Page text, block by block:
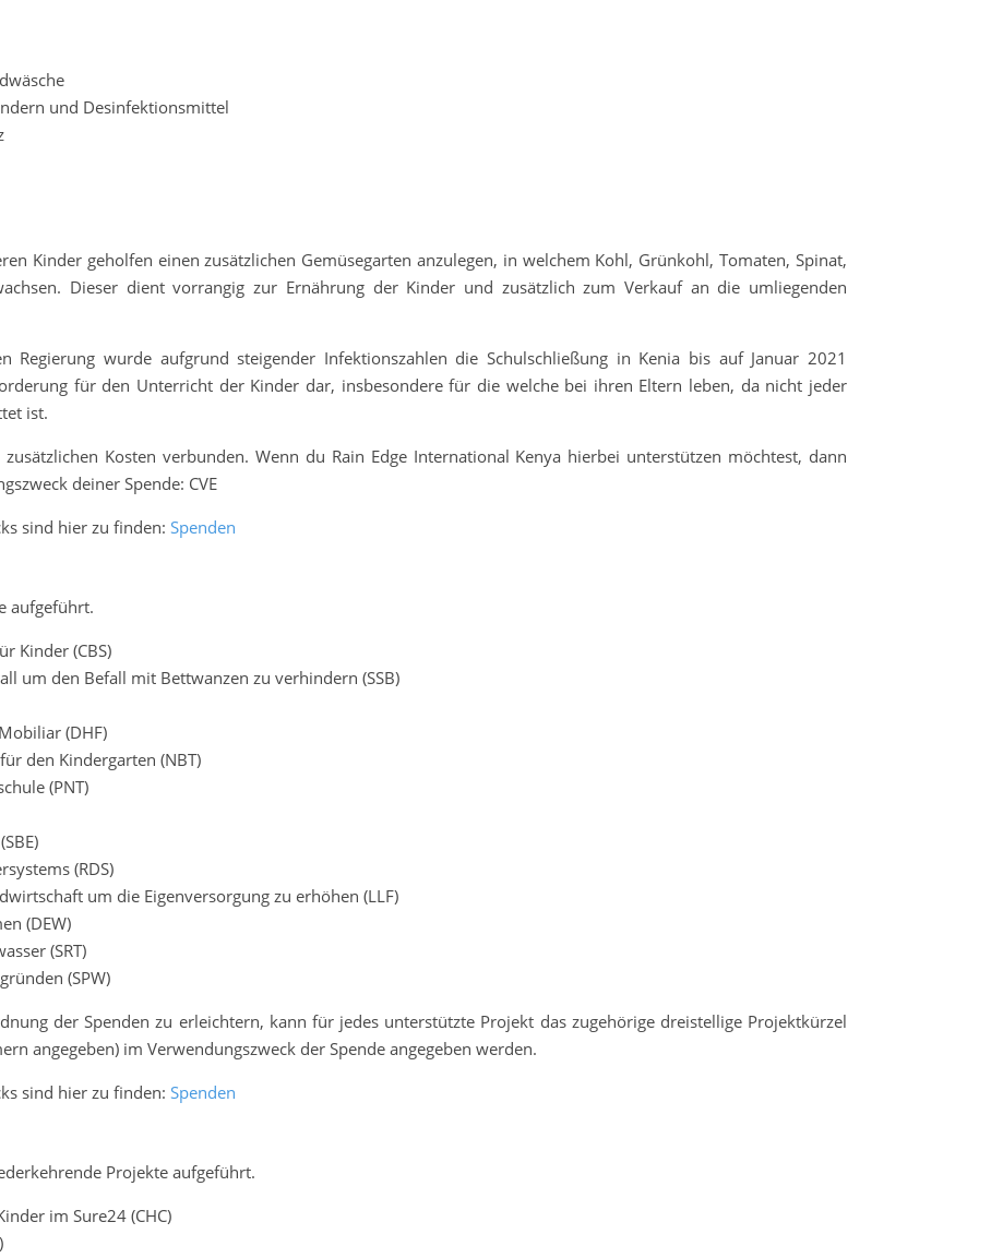
und Desinfektionsmittel
Kinder geholfen einen zusätzlichen Gemüsegarten anzulegen, in welchem Kohl, Grünkohl, Tomaten, Spinat,
Dieser dient vorrangig zur Ernährung der Kinder und zusätzlich zum Verkauf an die umliegenden
Regierung wurde aufgrund steigender Infektionszahlen die Schulschließung in Kenia bis auf Januar 2021
für den Unterricht der Kinder dar, insbesondere für die welche bei ihren Eltern leben, da nicht jeder
ist.
Kosten verbunden. Wenn du Rain Edge International Kenya hierbei unterstützen möchtest, dann
deiner Spende: CVE
sind hier zu finden: Spenden
aufgeführt.
Kinder (CBS)
um den Befall mit Bettwanzen zu verhindern (SSB)
(DHF)
den Kindergarten (NBT)
(PNT)
(RDS)
um die Eigenversorgung zu erhöhen (LLF)
(DEW)
(SRT)
(SPW)
der Spenden zu erleichtern, kann für jedes unterstützte Projekt das zugehörige dreistellige Projektkürzel
angegeben) im Verwendungszweck der Spende angegeben werden.
sind hier zu finden: Spenden
Projekte aufgeführt.
im Sure24 (CHC)